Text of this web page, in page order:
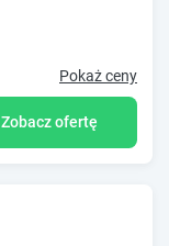
Pokaż ceny
Zobacz ofertę